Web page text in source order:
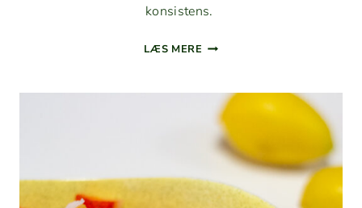
konsistens.
LÆS MERE BANANK­
MAR­
CI­
PAN
KARAMEL­
GLASUR